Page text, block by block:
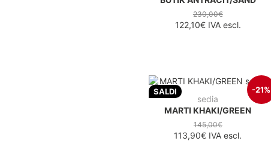
230,00€
122,10€IVA escl.
SALDI -21%
sedia
MARTI KHAKI/GREEN
145,00€
113,90€ IVA escl.